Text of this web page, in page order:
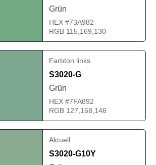
Grün
HEX #73A982
RGB 115,169,130
Farbton links
S3020-G
Grün
HEX #7FA892
RGB 127,168,146
Aktuell
S3020-G10Y